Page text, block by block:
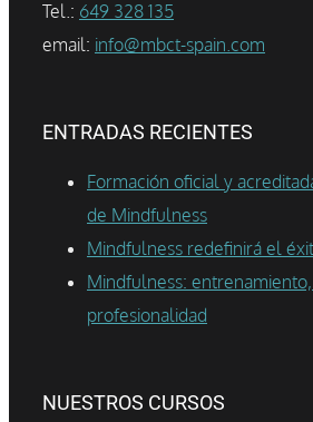
Tel.: 649 328 135
email: info@mbct-spain.com
ENTRADAS RECIENTES
Formación oficial y
de Mindfulness
Mindfulness redefinirá el
Mindfulness:
profesionalidad
NUESTROS CURSOS